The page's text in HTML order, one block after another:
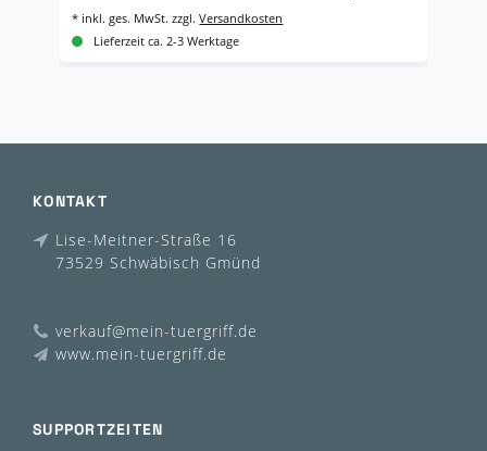
* inkl. ges. MwSt. zzgl.Versandkosten
Lieferzeit ca. 2-3 Werktage
KONTAKT
Lise-Meitner-Straße 16
73529 Schwäbisch Gmünd
verkauf@mein-tuergriff.de
www.mein-tuergriff.de
SUPPORTZEITEN